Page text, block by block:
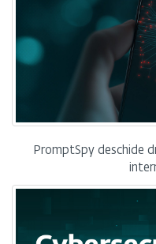
PromptSpy deschide